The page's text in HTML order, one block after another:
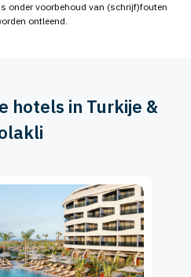
onder voorbehoud van (schrijf)fouten
ontleend.
hotels in Turkije &